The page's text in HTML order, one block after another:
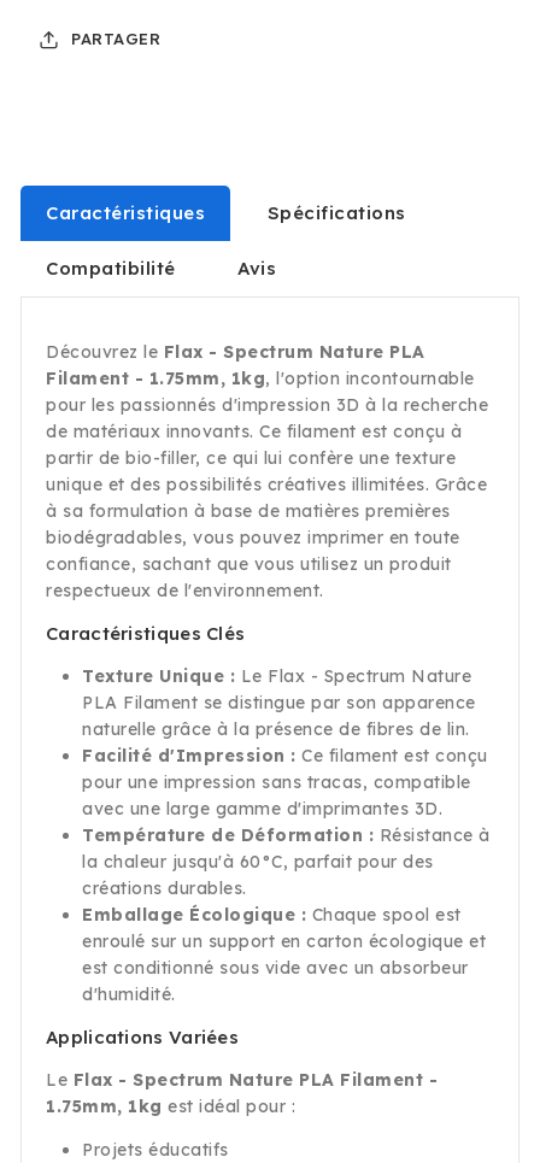
PARTAGER
Caractéristiques Spécifications
Compatibilité Avis
Découvrez le Flax - Spectrum Nature PLA
Filament - 1.75mm, 1kg, l'option incontournable
pour les passionnés d'impression 3D à la recherche
de matériaux innovants. Ce filament est conçu à
partir de bio-filler, ce qui lui confère une texture
unique et des possibilités créatives illimitées. Grâce
à sa formulation à base de matières premières
biodégradables, vous pouvez imprimer en toute
confiance, sachant que vous utilisez un produit
respectueux de l'environnement.
Caractéristiques Clés
Texture Unique : Le Flax - Spectrum Nature
PLA Filament se distingue par son apparence
naturelle grâce à la présence de fibres de lin.
Facilité d'Impression : Ce filament est conçu
pour une impression sans tracas, compatible
avec une large gamme d'imprimantes 3D.
Température de Déformation : Résistance à
la chaleur jusqu'à 60°C, parfait pour des
créations durables.
Emballage Écologique : Chaque spool est
enroulé sur un support en carton écologique et
est conditionné sous vide avec un absorbeur
d'humidité.
Applications Variées
Le Flax - Spectrum Nature PLA Filament -
1.75mm, 1kg est idéal pour :
Projets éducatifs